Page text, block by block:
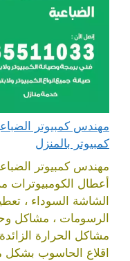
كمبيوتر بالمنزل
مهندس كمبيوتر
أعطال الكومبيوترات
الشاشة السوداء ،
الرسومات ، مشاكل
مشاكل الحرارة
اقلاع الحاسوب بشكل